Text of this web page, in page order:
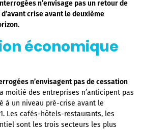
n’envisage pas un retour de
crise avant le deuxième
économique
n’envisagent pas de cessation
moitié des entreprises n’anticipent pas
à un niveau pré-crise avant le
Les cafés-hôtels-restaurants, les
sont les trois secteurs les plus